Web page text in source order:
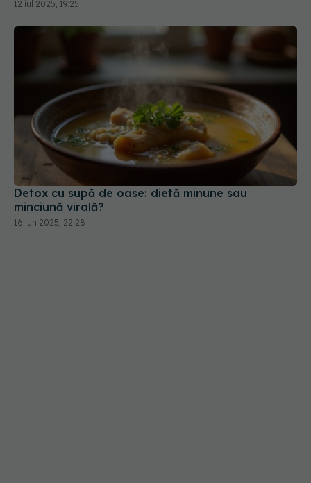
Detox cu supă de oase: dietă minune sau
minciună virală?
16 iun 2025, 22:28